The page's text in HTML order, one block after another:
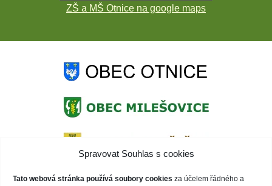
Spravovat Souhlas s cookies
Tato webová stránka používá soubory cookies za účelem řádného a
ZŠ a MŠ Otnice na google maps